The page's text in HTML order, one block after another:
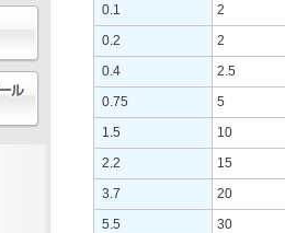
0.1
2
0.2
2
0.4
2.5
0.75
5
1.5
10
2.2
15
3.7
20
5.5
30